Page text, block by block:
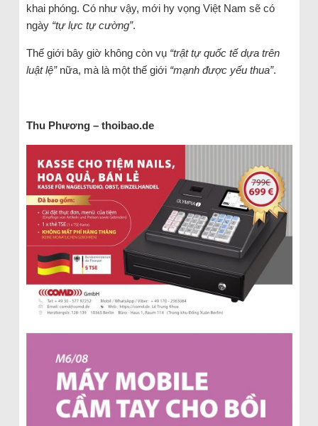
khai phóng. Có như vậy, mới hy vọng Việt Nam sẽ có
ngày “tự lực tự cường”.
Thế giới bây giờ không còn vụ “trật tự quốc tế dựa trên
luật lệ”nữa, mà là một thế giới “mạnh được yếu thua”.
Thu Phương – thoibao.de